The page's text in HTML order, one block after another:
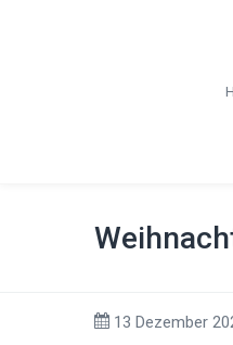
13 Dezember